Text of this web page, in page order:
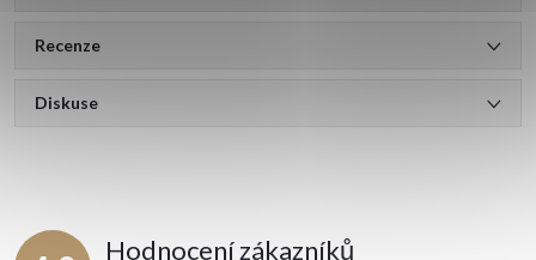
Recenze
Diskuse
Hodnocení zákazníků